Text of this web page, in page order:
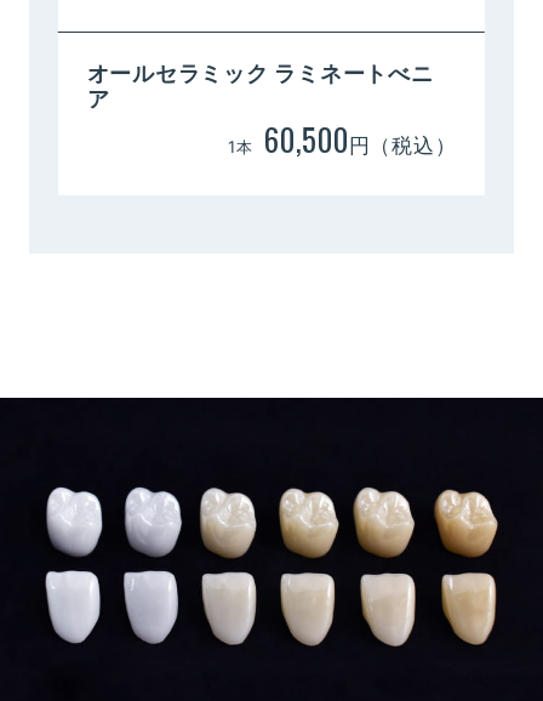
オールセラミック ラミネートべニ
ア
1本 60,500 円（税込）